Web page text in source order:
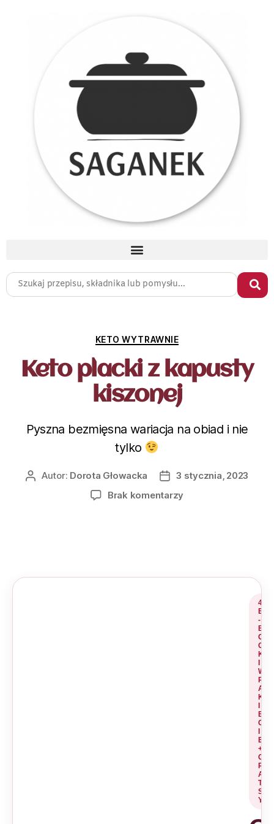
KETO WYTRAWNIE
Keto placki z kapusty
kiszonej
Pyszna bezmięsna wariacja na obiad i nie
tylko
Autor: Dorota Głowacka
3 stycznia, 2023
Brak komentarzy
4
E
-
B
O
O
K
W
P
A
K
E
C
E
+
G
R
A
TI
S
Y